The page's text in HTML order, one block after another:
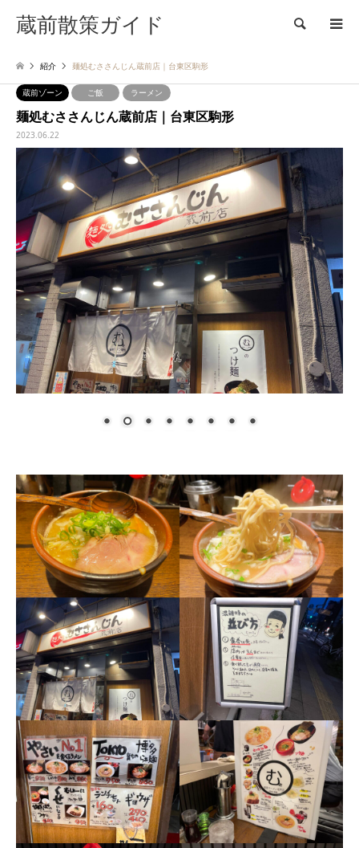
蔵前散策ガイド 検索
紹介 麺処むささんじん蔵前店｜台東区駒形
蔵前ゾーン ご飯 ラーメン
麺処むささんじん蔵前店｜台東区駒形
2023.06.22